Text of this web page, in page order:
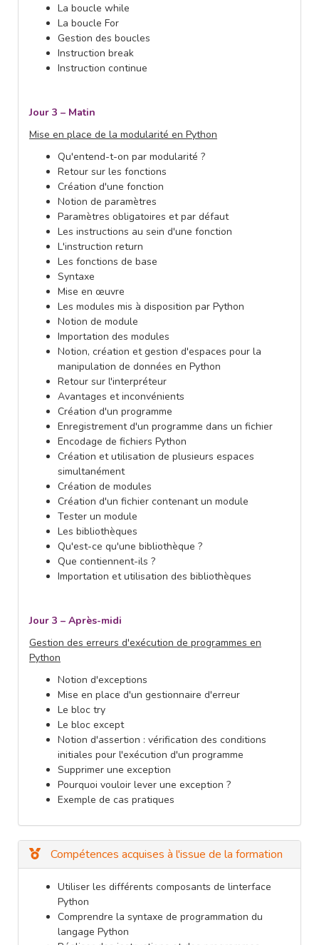
La boucle while
La boucle For
Gestion des boucles
Instruction break
Instruction continue
Jour 3 – Matin
Mise en place de la modularité en Python
Qu'entend-t-on par modularité ?
Retour sur les fonctions
Création d'une fonction
Notion de paramètres
Paramètres obligatoires et par défaut
Les instructions au sein d'une fonction
L'instruction return
Les fonctions de base
Syntaxe
Mise en œuvre
Les modules mis à disposition par Python
Notion de module
Importation des modules
Notion, création et gestion d'espaces pour la
manipulation de données en Python
Retour sur l'interpréteur
Avantages et inconvénients
Création d'un programme
Enregistrement d'un programme dans un fichier
Encodage de fichiers Python
Création et utilisation de plusieurs espaces
simultanément
Création de modules
Création d'un fichier contenant un module
Tester un module
Les bibliothèques
Qu'est-ce qu'une bibliothèque ?
Que contiennent-ils ?
Importation et utilisation des bibliothèques
Jour 3 – Après-midi
Gestion des erreurs d'exécution de programmes en
Python
Notion d'exceptions
Mise en place d'un gestionnaire d'erreur
Le bloc try
Le bloc except
Notion d'assertion : vérification des conditions
initiales pour l'exécution d'un programme
Supprimer une exception
Pourquoi vouloir lever une exception ?
Exemple de cas pratiques
Compétences acquises à l'issue de la formation
Utiliser les différents composants de linterface
Python
Comprendre la syntaxe de programmation du
langage Python